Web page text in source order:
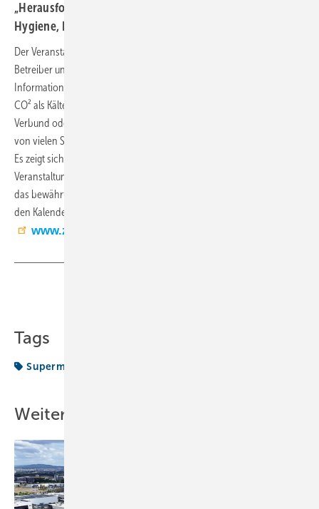
„Herausforderungen im Lebensmittelhandel - Technik,
Hygiene, Politik“ erfolgreich zu Ende gegangen ist.
Der Veranstaltungsraum war bis auf den letzten Platz gefüllt. Hersteller,
Betreiber und Kälte-Klima-Fachbetriebe hatten die Möglichkeit zur
Information über Kältemittel, Energieeffizienz und weitere Themen.
CO² als Kältemittel nahm dabei einen breiten Raum ein, als kleiner
Verbund oder steckerfertig für den Bio-Supermarkt. Das Thema wurde
von vielen Seiten beleuchtet und in einer Podiumsdiskussion vertieft.
Es zeigt sich, dass unter geltenden Hygienemaßnahmen eine
Veranstaltung mit mehr als 120 Teilnehmern gut möglich ist. So soll
das bewährte ZVKKW Supermarkt-Symposium auch 2022 wieder in
den Kalender aufgenommen werden. (OB)
www.zvkkw.de
Tags
Supermarkt-Symposium
Weitere Inhalte